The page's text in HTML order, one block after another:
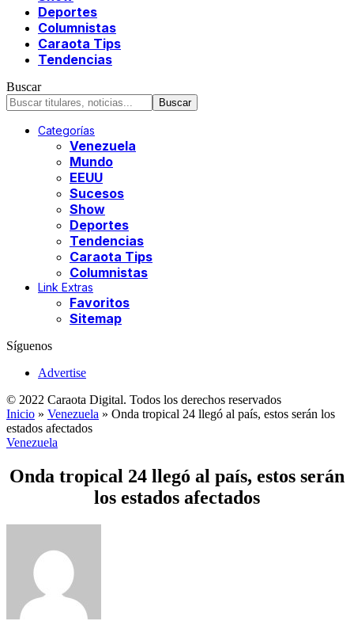
Deportes
Columnistas
Caraota Tips
Tendencias
Buscar
Categorías
Venezuela
Mundo
EEUU
Sucesos
Show
Deportes
Tendencias
Caraota Tips
Columnistas
Link Extras
Favoritos
Sitemap
Síguenos
Advertise
© 2022 Caraota Digital. Todos los derechos reservados
Inicio » Venezuela » Onda tropical 24 llegó al país, estos serán los
estados afectados
Venezuela
Onda tropical 24 llegó al país, estos serán
los estados afectados